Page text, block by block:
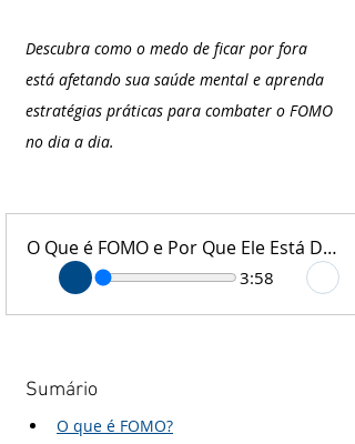
Descubra como o medo de ficar por fora
está afetando sua saúde mental e aprenda
estratégias práticas para combater o FOMO
no dia a dia.
O Que é FOMO e Por Que Ele Está Destruindo Sua Qualidade de Vida
3:58
Sumário
O que é FOMO?